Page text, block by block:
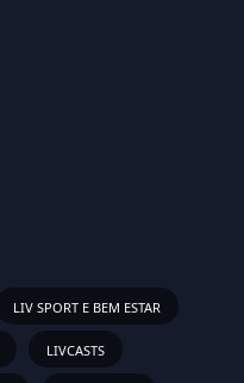
LIV SPORT E BEM ESTAR
LIVCASTS